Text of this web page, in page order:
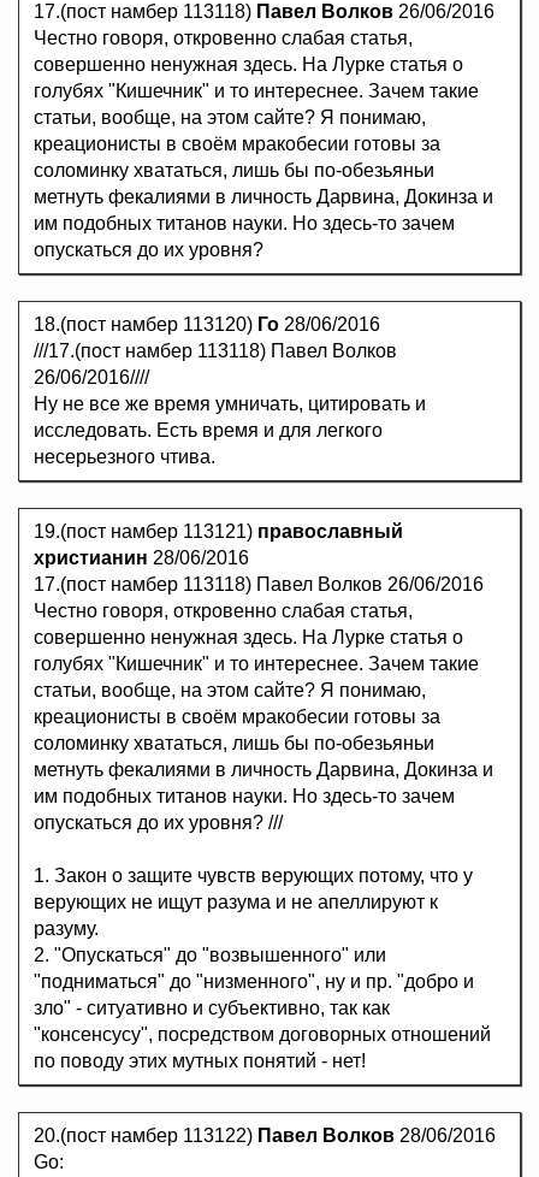
17.(пост намбер 113118) Павел Волков 26/06/2016
Честно говоря, откровенно слабая статья,
совершенно ненужная здесь. На Лурке статья о
голубях "Кишечник" и то интереснее. Зачем такие
статьи, вообще, на этом сайте? Я понимаю,
креационисты в своём мракобесии готовы за
соломинку хвататься, лишь бы по-обезьяньи
метнуть фекалиями в личность Дарвина, Докинза и
им подобных титанов науки. Но здесь-то зачем
опускаться до их уровня?
18.(пост намбер 113120) Го 28/06/2016
///17.(пост намбер 113118) Павел Волков
26/06/2016////
Ну не все же время умничать, цитировать и
исследовать. Есть время и для легкого
несерьезного чтива.
19.(пост намбер 113121) православный
христианин 28/06/2016
17.(пост намбер 113118) Павел Волков 26/06/2016
Честно говоря, откровенно слабая статья,
совершенно ненужная здесь. На Лурке статья о
голубях "Кишечник" и то интереснее. Зачем такие
статьи, вообще, на этом сайте? Я понимаю,
креационисты в своём мракобесии готовы за
соломинку хвататься, лишь бы по-обезьяньи
метнуть фекалиями в личность Дарвина, Докинза и
им подобных титанов науки. Но здесь-то зачем
опускаться до их уровня? ///
1. Закон о защите чувств верующих потому, что у
верующих не ищут разума и не апеллируют к
разуму.
2. "Опускаться" до "возвышенного" или
"подниматься" до "низменного", ну и пр. "добро и
зло" - ситуативно и субъективно, так как
"консенсусу", посредством договорных отношений
по поводу этих мутных понятий - нет!
20.(пост намбер 113122) Павел Волков 28/06/2016
Go: